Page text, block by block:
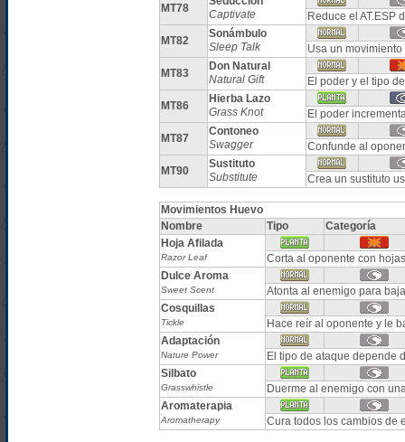
MT78
Captivate
Reduce el AT.ESP
MT82
Sonámbulo
Sleep Talk
Usa un
MT83
Don Natural
Natural Gift
El poder y el tipo
MT86
Hierba Lazo
Grass Knot
El poder
MT87
Contoneo
Swagger
Confunde al
MT90
Sustituto
Substitute
Crea un sustituto
Movimientos Huevo
Nombre
Tipo
Categoría
Hoja Afilada
Razor Leaf
Corta al oponente con
Dulce Aroma
Sweet Scent
Atonta al enemigo para
Cosquillas
Tickle
Hace reír al oponente y le
Adaptación
Nature Power
El tipo de ataque depende
Silbato
Grasswhistle
Duerme al enemigo con
Aromaterapia
Aromatherapy Cura todos los cambios de